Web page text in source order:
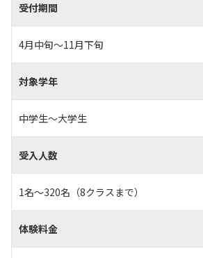
受付期間
4月中旬～11月下旬
対象学年
中学生～大学生
受入人数
1名～320名（8クラスまで）
体験料金